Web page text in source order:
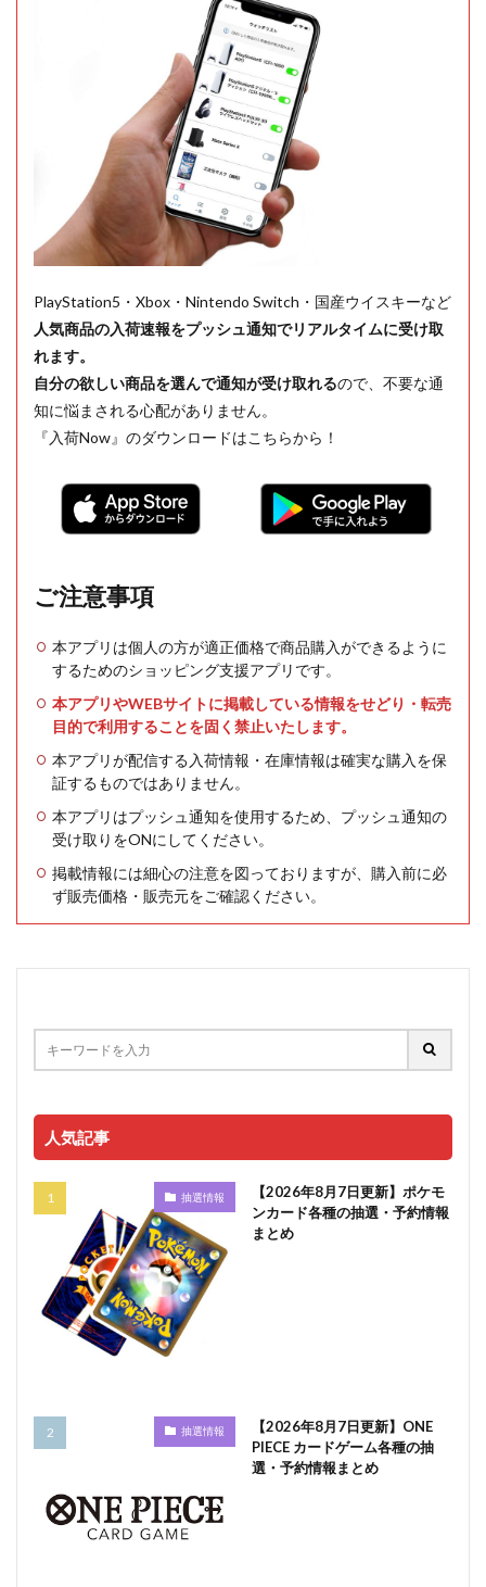
PlayStation5・Xbox・Nintendo Switch・国産ウイスキーなど
人気商品の入荷速報をプッシュ通知でリアルタイムに受け取
れます。
自分の欲しい商品を選んで通知が受け取れるので、不要な通
知に悩まされる心配がありません。
『入荷Now』のダウンロードはこちらから！
ご注意事項
本アプリは個人の方が適正価格で商品購入ができるように
するためのショッピング支援アプリです。
本アプリやWEBサイトに掲載している情報をせどり・転売
目的で利用することを固く禁止いたします。
本アプリが配信する入荷情報・在庫情報は確実な購入を保
証するものではありません。
本アプリはプッシュ通知を使用するため、プッシュ通知の
受け取りをONにしてください。
掲載情報には細心の注意を図っておりますが、購入前に必
ず販売価格・販売元をご確認ください。
人気記事
抽選情報
【2026年8月7日更新】ポケモ
ンカード各種の抽選・予約情報
まとめ
抽選情報
【2026年8月7日更新】ONE
PIECE カードゲーム各種の抽
選・予約情報まとめ